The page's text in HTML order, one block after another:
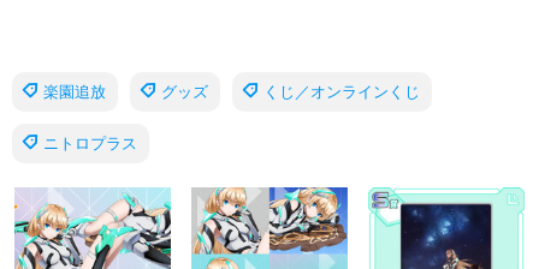
楽園追放 グッズ くじ／オンラインくじ
ニトロプラス